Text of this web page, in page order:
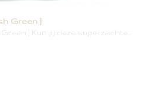
Green ]
] Kun jij deze superzachte…